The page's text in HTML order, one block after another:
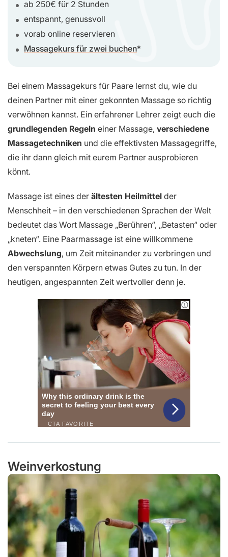
ab 250€ für 2 Stunden
entspannt, genussvoll
vorab online reservieren
Massagekurs für zwei buchen
Bei einem Massagekurs für Paare lernst du, wie du
deinen Partner mit einer gekonnten Massage so richtig
verwöhnen kannst. Ein erfahrener Lehrer zeigt euch die
grundlegenden Regeln einer Massage, verschiedene
Massagetechniken und die effektivsten Massagegriffe,
die ihr dann gleich mit eurem Partner ausprobieren
könnt.
Massage ist eines der ältesten Heilmittel der
Menschheit – in den verschiedenen Sprachen der Welt
bedeutet das Wort Massage „Berühren“, „Betasten“ oder
„kneten“. Eine Paarmassage ist eine willkommene
Abwechslung, um Zeit miteinander zu verbringen und
den verspannten Körpern etwas Gutes zu tun. In der
heutigen, angespannten Zeit wertvoller denn je.
Weinverkostung